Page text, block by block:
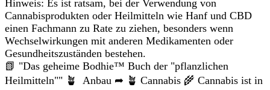
Hinweis: Es ist ratsam, bei der Verwendung von
Cannabisprodukten oder Heilmitteln wie Hanf und CBD
einen Fachmann zu Rate zu ziehen, besonders wenn
Wechselwirkungen mit anderen Medikamenten oder
Gesundheitszuständen bestehen.
📗 "Das geheime Bodhie™ Buch der "pflanzlichen
Heilmitteln"" 🪴 Anbau ➦ 🪴 Cannabis 🌾 Cannabis ist in